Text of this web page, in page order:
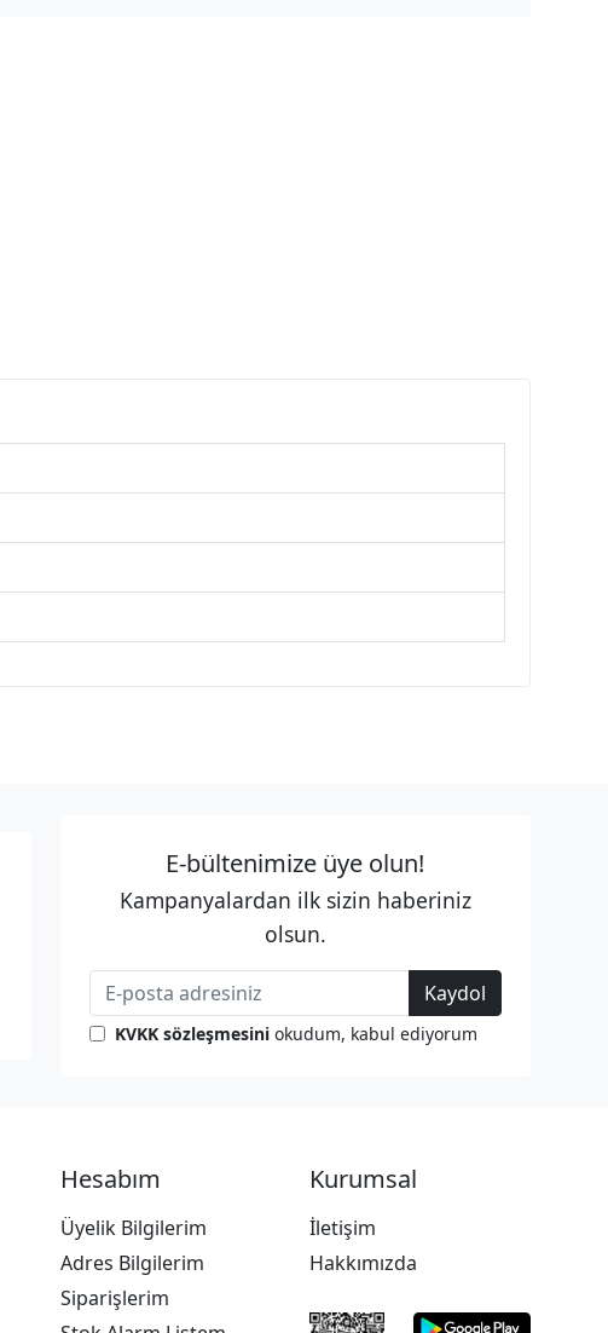
E-bültenimize üye olun!
Kampanyalardan ilk sizin haberiniz
olsun.
Kaydol
KVKK sözleşmesiniokudum, kabul ediyorum
Hesabım
Üyelik Bilgilerim
Adres Bilgilerim
Siparişlerim
Kurumsal
İletişim
Hakkımızda